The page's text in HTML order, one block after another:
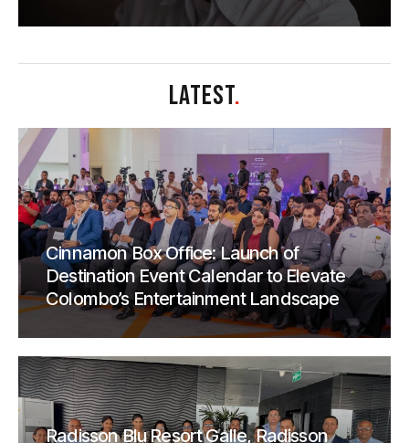
LATEST.
Cinnamon Box Office: Launch of
Destination Event Calendar to Elevate
Colombo’s Entertainment Landscape
Radisson Blu Resort Galle, Radisson